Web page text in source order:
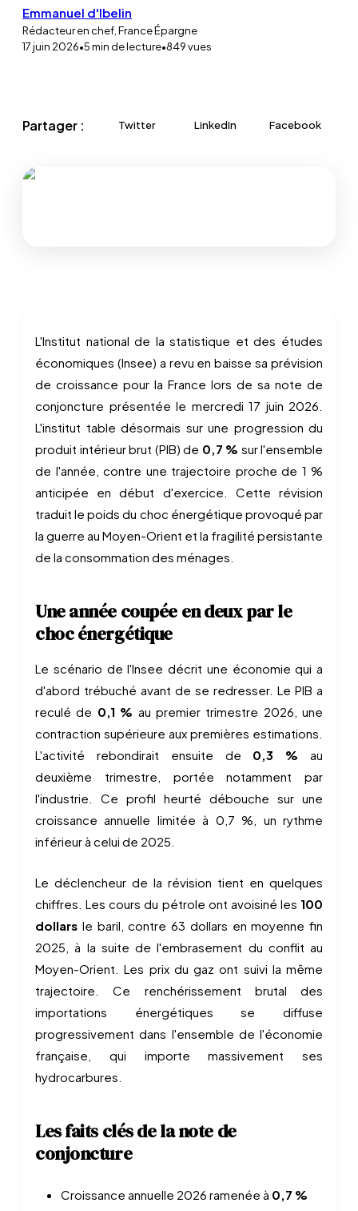
Emmanuel d'Ibelin
Rédacteur en chef, France Épargne
17 juin 2026•5min de lecture•849vues
Partager : Twitter LinkedIn Facebook
L'Institut national de la statistique et des études
économiques (Insee) a revu en baisse sa prévision
de croissance pour la France lors de sa note de
conjoncture présentée le mercredi 17 juin 2026.
L'institut table désormais sur une progression du
produit intérieur brut (PIB) de 0,7 % sur l'ensemble
de l'année, contre une trajectoire proche de 1 %
anticipée en début d'exercice. Cette révision
traduit le poids du choc énergétique provoqué par
la guerre au Moyen-Orient et la fragilité persistante
de la consommation des ménages.
Une année coupée en deux par le
choc énergétique
Le scénario de l'Insee décrit une économie qui a
d'abord trébuché avant de se redresser. Le PIB a
reculé de 0,1 % au premier trimestre 2026, une
contraction supérieure aux premières estimations.
L'activité rebondirait ensuite de 0,3 % au
deuxième trimestre, portée notamment par
l'industrie. Ce profil heurté débouche sur une
croissance annuelle limitée à 0,7 %, un rythme
inférieur à celui de 2025.
Le déclencheur de la révision tient en quelques
chiffres. Les cours du pétrole ont avoisiné les 100
dollars le baril, contre 63 dollars en moyenne fin
2025, à la suite de l'embrasement du conflit au
Moyen-Orient. Les prix du gaz ont suivi la même
trajectoire. Ce renchérissement brutal des
importations énergétiques se diffuse
progressivement dans l'ensemble de l'économie
française, qui importe massivement ses
hydrocarbures.
Les faits clés de la note de
conjoncture
Croissance annuelle 2026 ramenée à 0,7 %